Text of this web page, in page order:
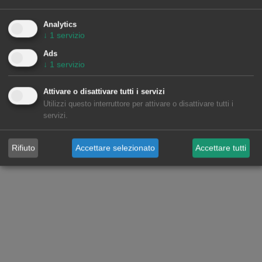
Analytics
↓ 1 servizio
Ads
↓ 1 servizio
Attivare o disattivare tutti i servizi
Utilizzi questo interruttore per attivare o disattivare tutti i
servizi.
Rifiuto Accettare selezionato Accettare tutti